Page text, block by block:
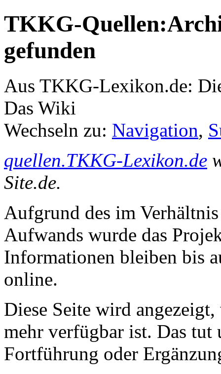
TKKG-
gefunden
Aus TKKG-Lexikon.de:
Das Wiki
Wechseln zu: Navigation,
quellen.TKKG-Lexikon.de
Site.de.
Aufgrund des im
Aufwands wurde das
Informationen bleiben bis
online.
Diese Seite wird
mehr verfügbar ist. Das tut
Fortführung oder